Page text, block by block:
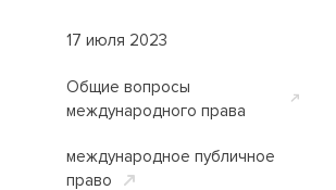
17 июля 2023
Общие вопросы
международного права
международное публичное
право